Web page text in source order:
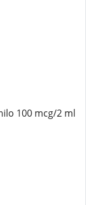
100 mcg/2 ml